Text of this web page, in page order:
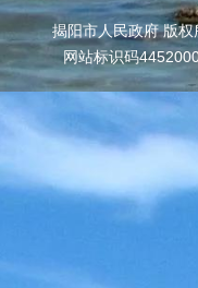
揭阳市人民政府 版
网站标识码